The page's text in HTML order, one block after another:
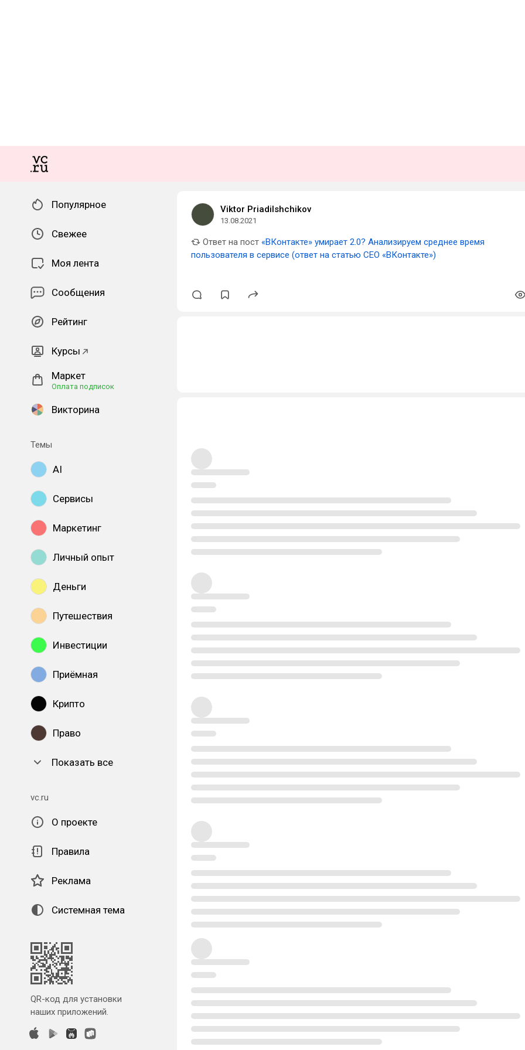
Популярное
Свежее
Моя лента
Сообщения
Рейтинг
Курсы
Маркет
Оплата подписок
Викторина
Темы
AI
Сервисы
Маркетинг
Личный опыт
Деньги
Путешествия
Инвестиции
Приёмная
Крипто
Право
Показать все
vc.ru
О проекте
Правила
Реклама
Системная тема
QR-код для установки
наших приложений.
Viktor Priadilshchikov
13.08.2021
Ответ на пост «ВКонтакте» умирает 2.0? Анализируем среднее время
пользователя в сервисе (ответ на статью CEO «ВКонтакте»)